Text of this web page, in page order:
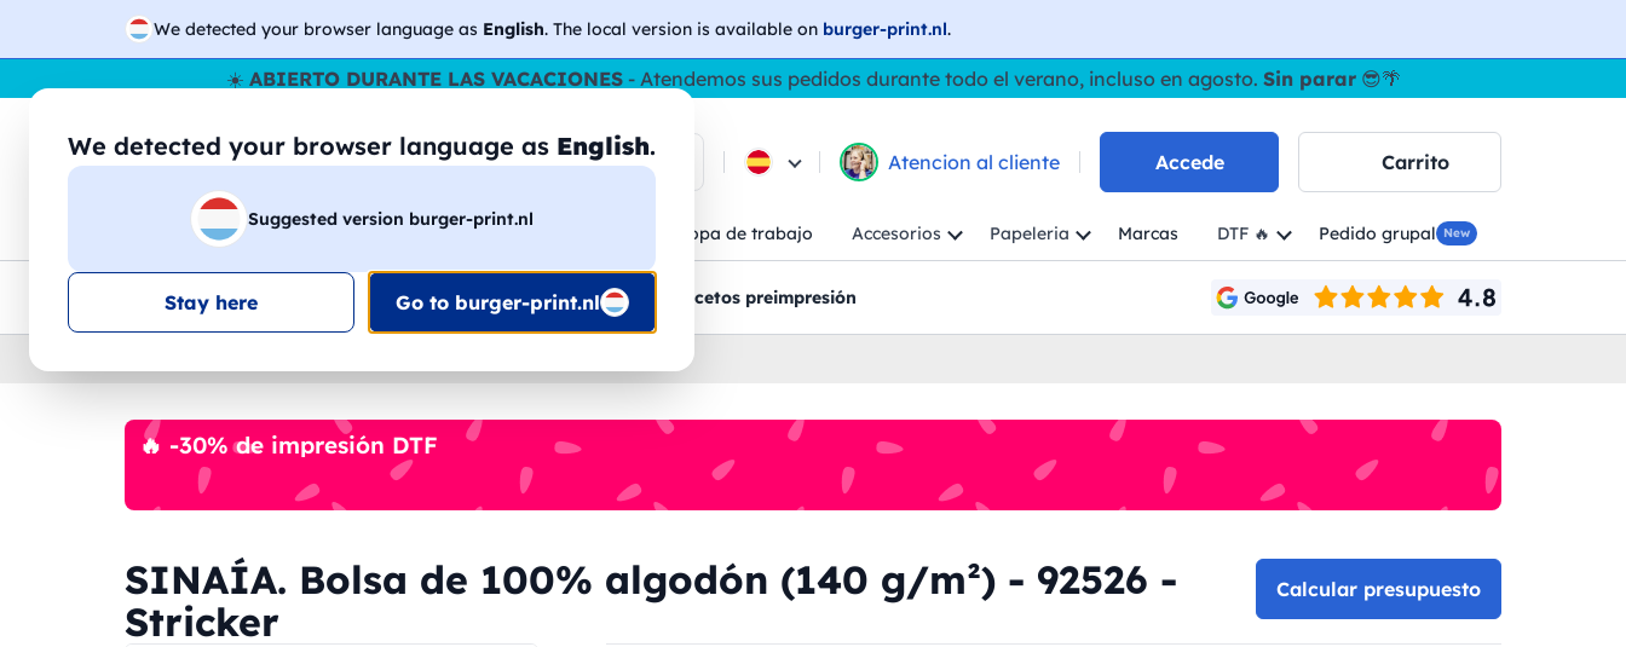
We detected your browser language as English. The local version is available on burger-print.nl.
We detected your browser language as English.
Suggested version burger-print.nl
Stay here Go to burger-print.nl
☀️ ABIERTO DURANTE LAS VACACIONES- Atendemos sus pedidos durante todo el verano, incluso en agosto. Sin parar😎🌴
🔎 Buscar entre los productos Atencion al cliente Accede Carrito
Camisetas Sudaderas Hombre Ropa de trabajo Accesorios Papeleria Marcas DTF 🔥 Pedido grupal New
Envio en toda la UE Descuento por volumenAtencion al cliente Bocetos preimpresión
🔥 -30% de impresión DTF
SINAÍA. Bolsa de 100% algodón (140 g/m²) - 92526 -
Stricker
Calcular presupuesto